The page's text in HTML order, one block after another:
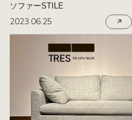
ソファーSTILE
2023.06.25